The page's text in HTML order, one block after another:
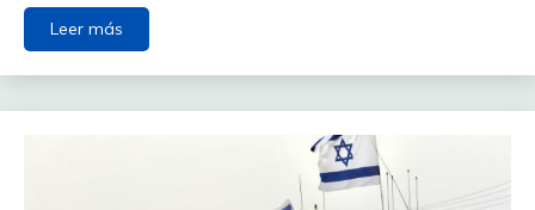
Leer más